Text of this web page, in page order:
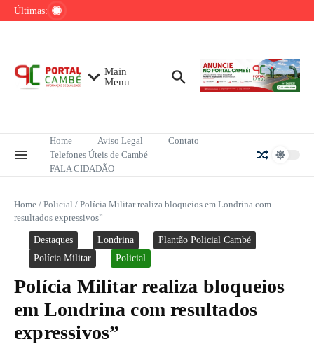
Ir para o conteúdo
Últimas:
Lula pretende apresentar a Trump dados
cocaína em Cambé
Main
Menu
Home Aviso Legal
Contato
Telefones Úteis de Cambé
FALA CIDADÃO
Home / Policial / Polícia Militar realiza bloqueios em Londrina com
resultados expressivos”
Destaques Londrina
Plantão Policial Cambé
Polícia Militar
Policial
Polícia Militar realiza bloqueios
em Londrina com resultados
expressivos”